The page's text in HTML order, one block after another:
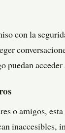
con la
puedan acceder
o amigos,
inaccesibles,